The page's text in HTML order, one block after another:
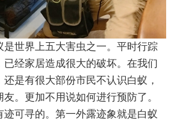
是世界上五大害虫之一。平时行踪
已经家居造成很大的破坏。在我们
是有很大部份市民不认识白蚁，
。更加不用说如何进行预防了。
可寻的。第一外露迹象就是白蚁